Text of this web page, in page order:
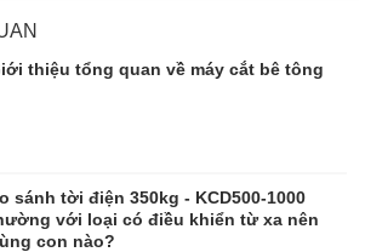
thiệu tổng quan về máy cắt bê tông
sánh tời điện 350kg - KCD500-1000
với loại có điều khiển từ xa nên
con nào?